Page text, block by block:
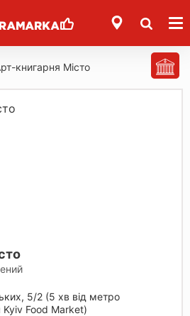
книгарня Місто
5/2 (5 хв від метро
Food Market)